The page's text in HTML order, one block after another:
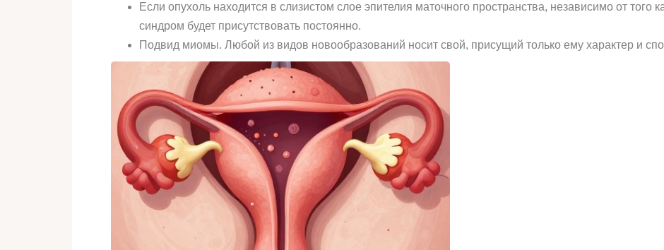
Если опухоль находится в слизистом слое эпителия маточного пространства, независимо от того
синдром будет присутствовать постоянно.
Подвид миомы. Любой из видов новообразований носит свой, присущий только ему характер и